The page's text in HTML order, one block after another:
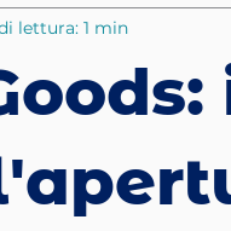
lettura: 1 min